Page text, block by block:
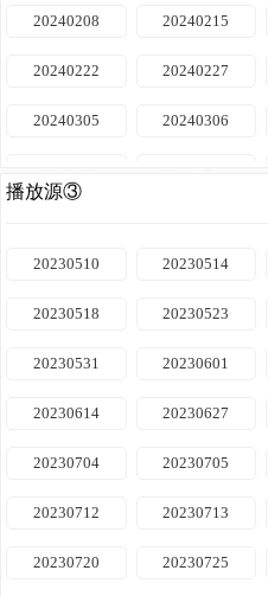
20230928 20231010
20231018 20231019
20231101 20231102
20240208 20240215
20240222 20240227
20240305 20240306
20240402 20240403
20240410 20240411
20240418 20240423
20240430 20240501
20240509 20240514
20240521 20240522
20240529 20240530
播放源③
20230510 20230514
20230518 20230523
20230531 20230601
20230614 20230627
20230704 20230705
20230712 20230713
20230720 20230725